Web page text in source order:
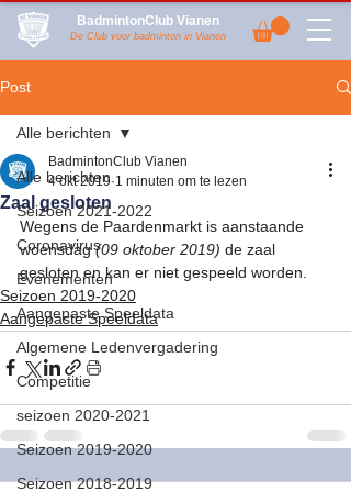
BadmintonClub Vianen
De Club voor badminton in Vianen
Post
Alle berichten
Seizoen 2021-2022
Coronavirus
Evenementen
Aangepaste Speeldata
Algemene Ledenvergadering
Competitie
seizoen 2020-2021
Seizoen 2019-2020
Seizoen 2018-2019
Alle berichten
Zaal gesloten
BadmintonClub Vianen
4 okt 2019 1 minuten om te lezen
Wegens de Paardenmarkt is aanstaande
woensdag (09 oktober 2019) de zaal
gesloten en kan er niet gespeeld worden.
Seizoen 2019-2020
Aangepaste Speeldata